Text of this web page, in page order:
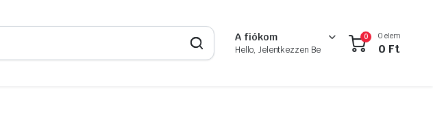
A fiókom
Hello, Jelentkezzen Be
0 0 elem
0 Ft